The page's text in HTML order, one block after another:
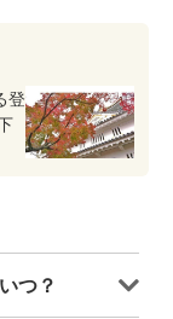
登
つ？